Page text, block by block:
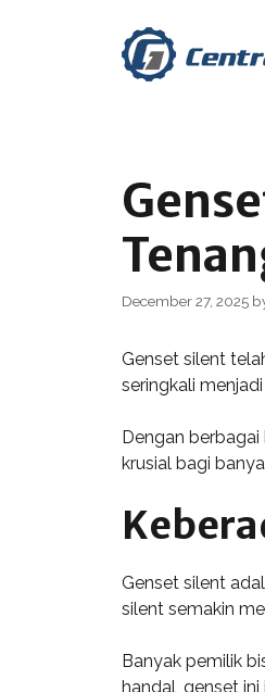
December 27, 2025
Genset silent
seringkali
Dengan
krusial bagi
Genset silent
silent semakin
Banyak pemilik
handal, genset